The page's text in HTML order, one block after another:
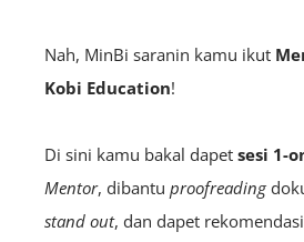
Nah, MinBi saranin kamu ikut
Kobi Education!
Di sini kamu bakal dapet sesi 1-
Mentor, dibantu proofreading
stand out, dan dapet